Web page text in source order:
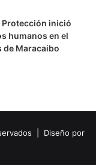
inició
humanos en el
de Maracaibo
| Diseño por